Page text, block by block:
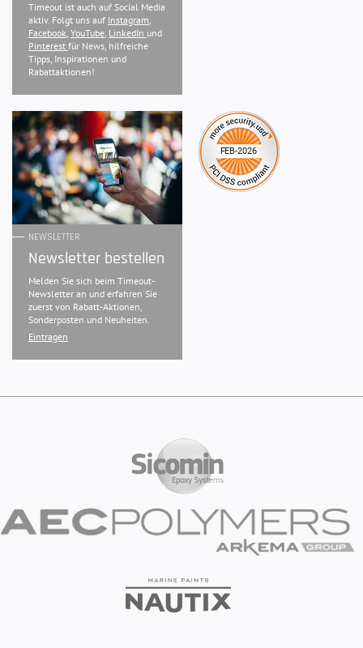
Timeout ist auch auf Social Media
aktiv. Folgt uns auf Instagram,
Facebook, YouTube, LinkedIn und
Pinterest für News, hilfreiche
Tipps, Inspirationen und
Rabattaktionen!
NEWSLETTER
Newsletter bestellen
Melden Sie sich beim Timeout-
Newsletter an und erfahren Sie
zuerst von Rabatt-Aktionen,
Sonderposten und Neuheiten.
Eintragen